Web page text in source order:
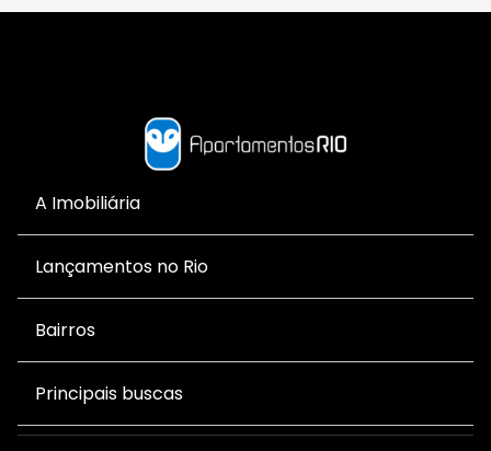
A Imobiliária
Lançamentos no Rio
Bairros
Principais buscas